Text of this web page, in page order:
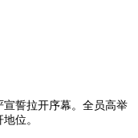
宣誓拉开序幕。全员高举
位。